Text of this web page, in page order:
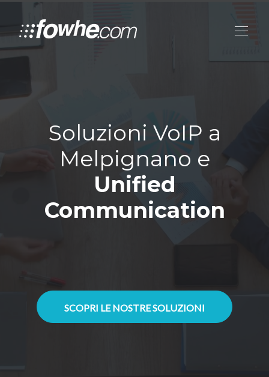
Soluzioni VoIP a
Melpignano e
Unified
Communication
SCOPRI LE NOSTRE SOLUZIONI